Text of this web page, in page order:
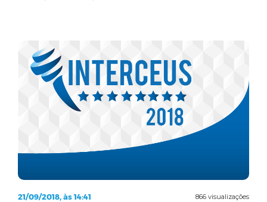
866 visualizações
21/09/2018, às 14:41